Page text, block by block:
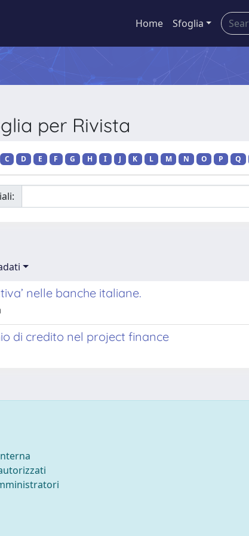
Home Sfoglia
per Rivista
C D E F G H I J K L M N O P Q
nelle banche italiane.
di credito nel project finance